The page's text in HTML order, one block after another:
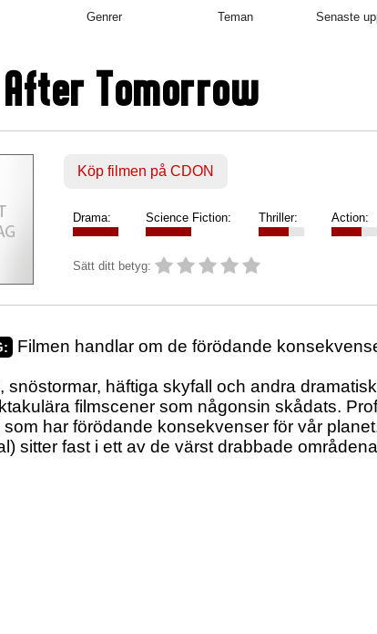
Genrer Teman Senaste
After Tomorrow
Köp filmen på CDON
Drama: Science Fiction: Thriller: Action:
Sätt ditt betyg:
Filmen handlar om de förödande
snöstormar, häftiga skyfall och andra
filmscener som någonsin skådats.
har förödande konsekvenser för vår
sitter fast i ett av de värst drabbade